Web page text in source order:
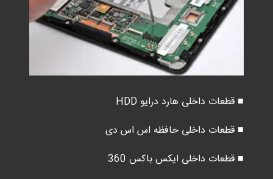
■ قطعات داخلی هارد درایو HDD
■ قطعات داخلی حافظه اس اس دی
■ قطعات داخلی ایکس باکس 360